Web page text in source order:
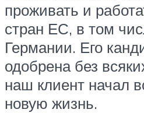
проживать и
стран ЕС, в том
Германии. Его
одобрена без
наш клиент начал
новую жизнь.